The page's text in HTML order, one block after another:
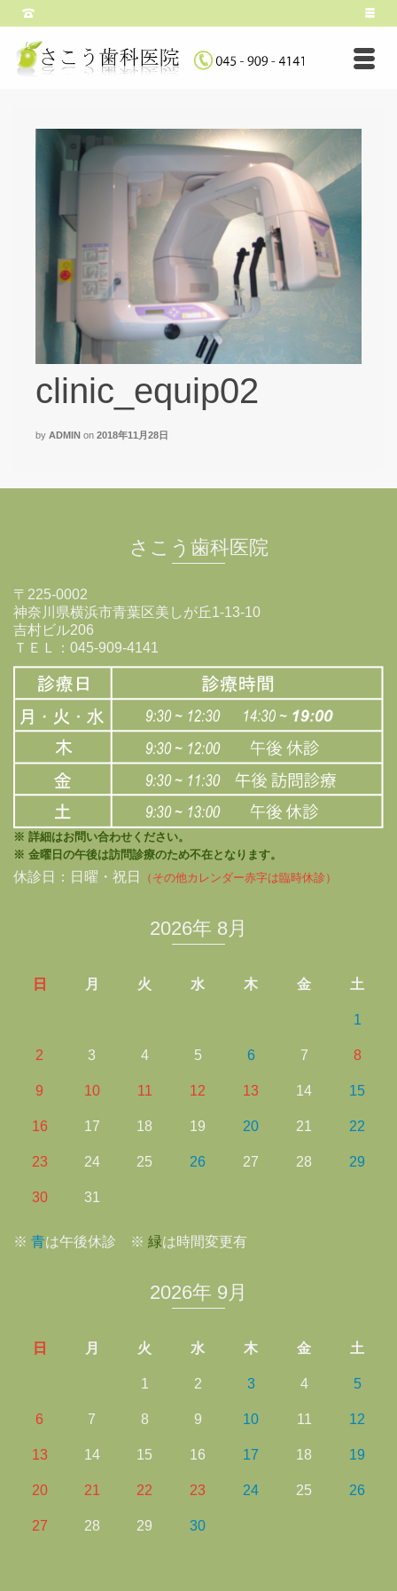
clinic_equip02
by ADMIN on 2018年11月28日
さこう歯科医院
〒225-0002
神奈川県横浜市青葉区美しが丘1-13-10
吉村ビル206
ＴＥＬ：045-909-4141
※ 詳細はお問い合わせください。
※ 金曜日の午後は訪問診療のため不在となります。
休診日：日曜・祝日 （その他カレンダー赤字は臨時休診）
2026年 8月
日 月 火 水 木 金 土
1
2 3 4 5 6 7 8
9 10 11 12 13 14 15
16 17 18 19 20 21 22
23 24 25 26 27 28 29
30 31
※ 青は午後休診 ※ 緑は時間変更有
2026年 9月
日 月 火 水 木 金 土
1 2 3 4 5
6 7 8 9 10 11 12
13 14 15 16 17 18 19
20 21 22 23 24 25 26
27 28 29 30